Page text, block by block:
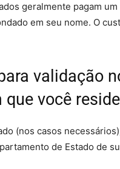
geralmente pagam
em seu nome. O
validação
você
(nos casos
de Estado de